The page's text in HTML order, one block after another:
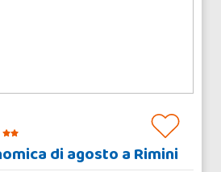
di agosto a Rimini